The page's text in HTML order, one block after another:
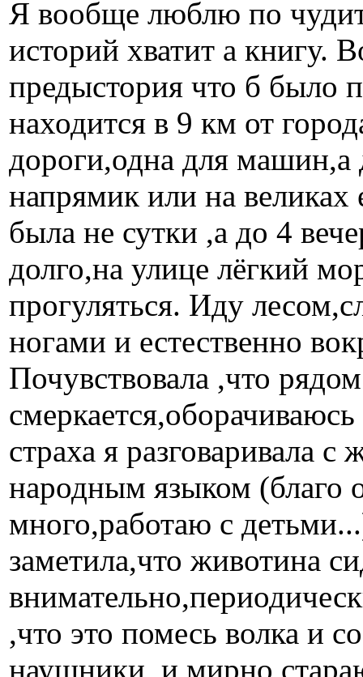
Я вообще люблю по
историй хватит а книгу.
предыстория что б было
находится в 9 км от
дороги,одна для
напрямик или на
была не сутки ,а до 4
долго,на улице лёгкий
прогуляться. Иду
ногами и естественно
Почувствовала ,что
страха я разговаривала
народным языком (благо
много,работаю с
заметила,что животина
,что это помесь волка и
наушники и мирно